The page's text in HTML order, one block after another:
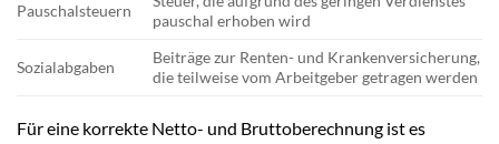
Pauschalsteuern
pauschal erhoben wird
Sozialabgaben
Beiträge zur Renten- und Krankenversicherung,
die teilweise vom Arbeitgeber getragen werden
Für eine korrekte Netto- und Bruttoberechnung ist es